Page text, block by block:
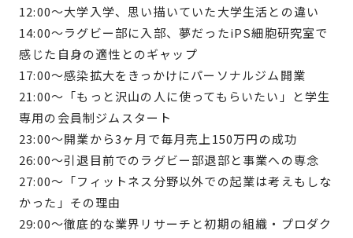
12:00〜大学入学、思い描いていた大学生活との違い
14:00〜ラグビー部に入部、夢だったiPS細胞研究室で
感じた自身の適性とのギャップ
17:00〜感染拡大をきっかけにパーソナルジム開業
21:00〜「もっと沢山の人に使ってもらいたい」と学生
専用の会員制ジムスタート
23:00〜開業から3ヶ月で毎月売上150万円の成功
26:00〜引退目前でのラグビー部退部と事業への専念
27:00〜「フィットネス分野以外での起業は考えもしな
かった」その理由
29:00〜徹底的な業界リサーチと初期の組織・プロダク